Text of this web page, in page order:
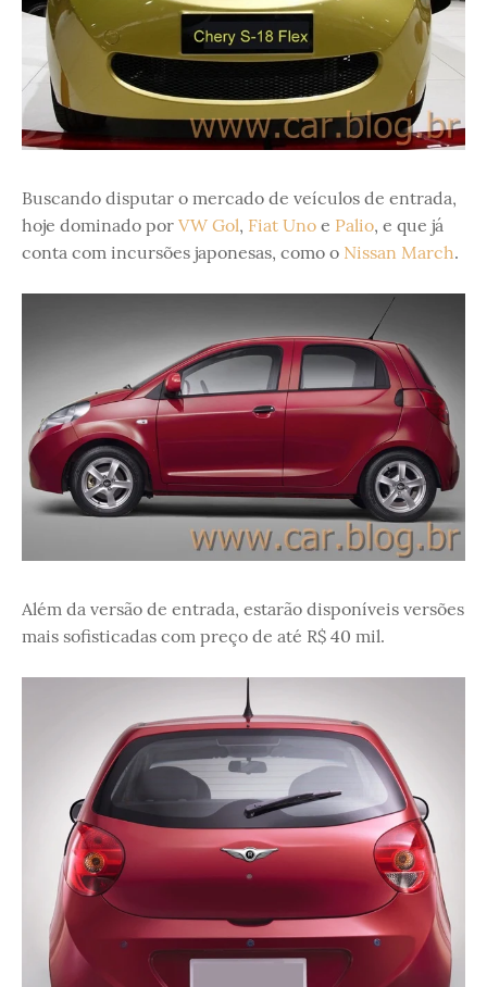
Buscando disputar o mercado de veículos de entrada,
hoje dominado por VW Gol, Fiat Uno e Palio, e que já
conta com incursões japonesas, como o Nissan March.
Além da versão de entrada, estarão disponíveis versões
mais sofisticadas com preço de até R$ 40 mil.